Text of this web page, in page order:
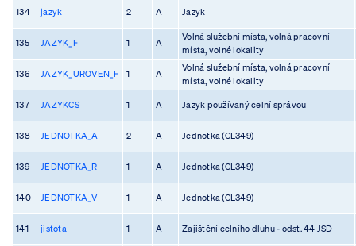
134 jazyk 2 A Jazyk
135 JAZYK_F 1 A
Volná služební místa, volná pracovní
místa, volné lokality
136 JAZYK_UROVEN_F 1 A
Volná služební místa, volná pracovní
místa, volné lokality
137 JAZYKCS 1 A Jazyk používaný celní správou
138 JEDNOTKA_A 2 A Jednotka (CL349)
139 JEDNOTKA_R 1 A Jednotka (CL349)
140 JEDNOTKA_V 1 A Jednotka (CL349)
141 jistota 1 A Zajištění celního dluhu - odst. 44 JSD